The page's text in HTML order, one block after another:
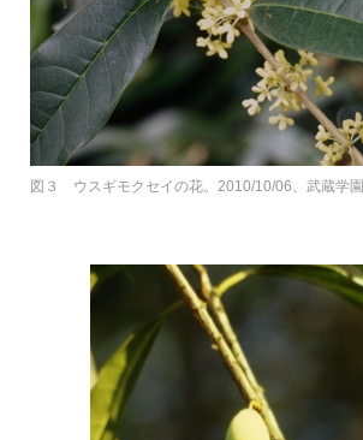
図３ ウスギモクセイの花。2010/10/06、武蔵学園